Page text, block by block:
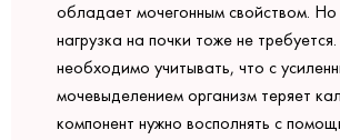
обладает мочегонным свойством. Но
нагрузка на почки тоже не
необходимо учитывать, что с
мочевыделением организм теряет
компонент нужно восполнять с